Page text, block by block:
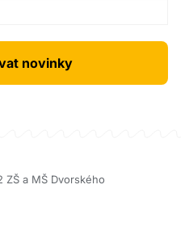
a MŠ Dvorského